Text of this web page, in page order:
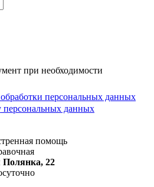
при необходимости
персональных данных
персональных данных
помощь
22